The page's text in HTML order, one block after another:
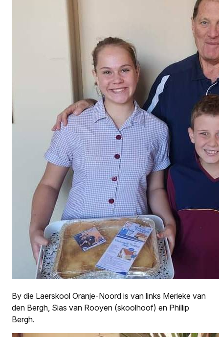
By die Laerskool Oranje-Noord is van links Merieke van
den Bergh, Sias van Rooyen (skoolhoof) en Phillip
Bergh.